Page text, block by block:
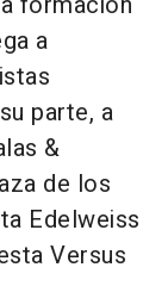
a
parte, a
&
de los
Edelweiss
Versus